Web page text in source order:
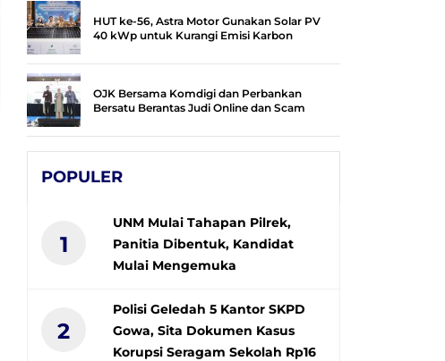
HUT ke-56, Astra Motor Gunakan Solar PV
40 kWp untuk Kurangi Emisi Karbon
OJK Bersama Komdigi dan Perbankan
Bersatu Berantas Judi Online dan Scam
POPULER
1
UNM Mulai Tahapan Pilrek,
Panitia Dibentuk, Kandidat
Mulai Mengemuka
2
Polisi Geledah 5 Kantor SKPD
Gowa, Sita Dokumen Kasus
Korupsi Seragam Sekolah Rp16